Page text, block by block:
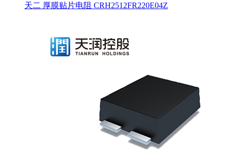
天二 厚膜贴片电阻 CRH2512FR220E04Z